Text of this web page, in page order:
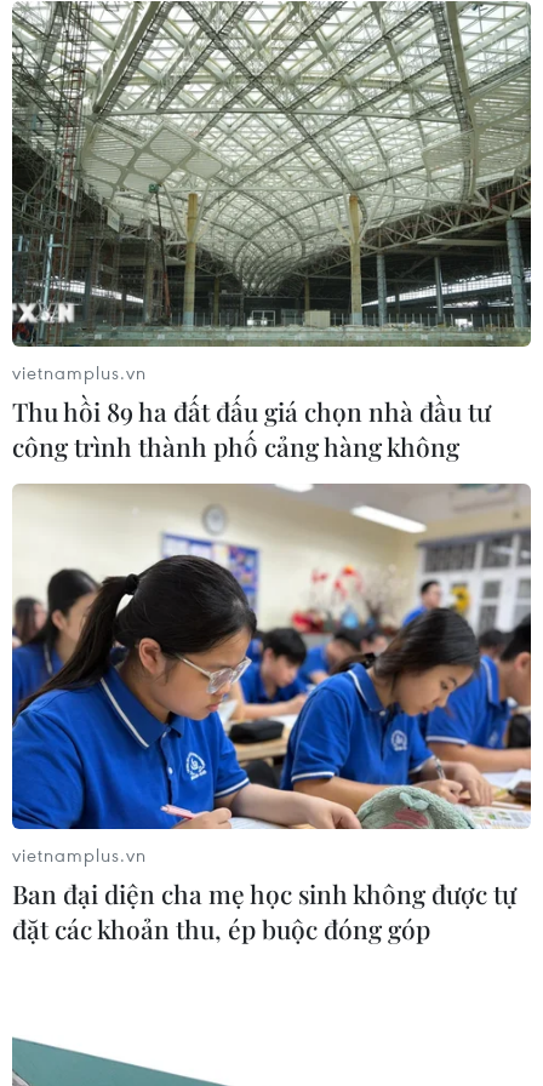
06/08/2026 11:20
Cao điểm "100 ngày chuyển đổi số":
Chuyển động từ cơ sở
06/08/2026 09:48
Israel và Việt Nam hợp tác trong
ngành bán dẫn và công nghệ cao
Meta tung công cụ AI lập trình tự
động cho nhà phát triển
Doanh thu AI của Microsoft phụ
thuộc phần lớn vào đối tác OpenAI
06/08/2026 06:31
Tây Ninh: Tạo điều kiện hình thành
doanh nghiệp công nghệ chiến lược
06/08/2026 04:45
06/08/2026 04:38
vietnamplus.vn
Thu hồi 89 ha đất đấu giá chọn nhà đầu tư
công trình thành phố cảng hàng không
vietnamplus.vn
Ban đại diện cha mẹ học sinh không được tự
đặt các khoản thu, ép buộc đóng góp